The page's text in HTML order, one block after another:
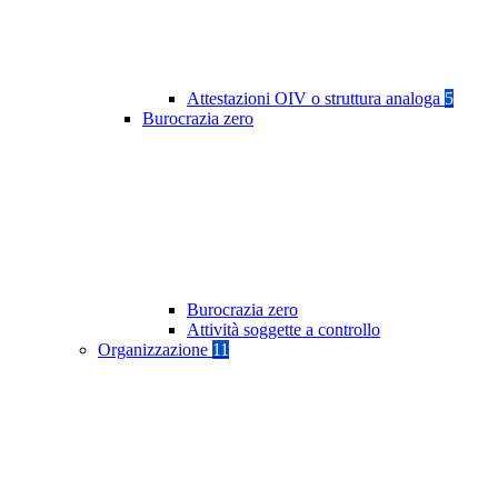
Attestazioni OIV o struttura analoga 5
Burocrazia zero
Burocrazia zero
Attività soggette a controllo
Organizzazione 11